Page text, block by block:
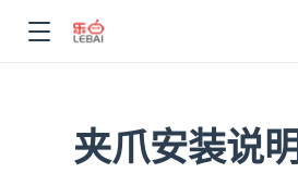
夹爪安装说明